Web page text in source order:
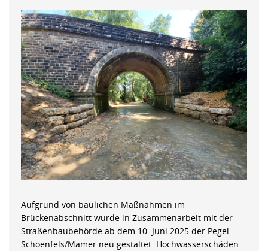
Aufgrund von baulichen Maßnahmen im
Brückenabschnitt wurde in Zusammenarbeit mit der
Straßenbaubehörde ab dem 10. Juni 2025 der Pegel
Schoenfels/Mamer neu gestaltet. Hochwasserschäden